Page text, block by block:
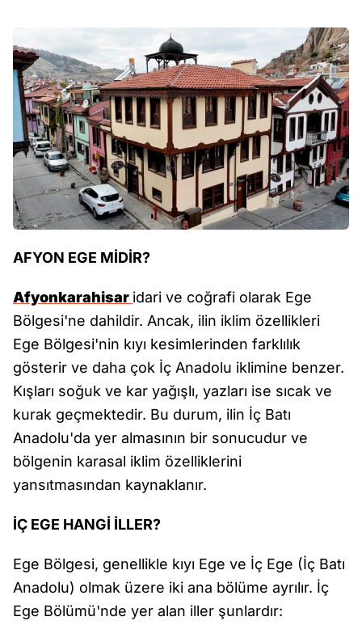
AFYON EGE MİDİR?
Afyonkarahisar idari ve coğrafi olarak Ege
Bölgesi'ne dahildir. Ancak, ilin iklim özellikleri
Ege Bölgesi'nin kıyı kesimlerinden farklılık
gösterir ve daha çok İç Anadolu iklimine benzer.
Kışları soğuk ve kar yağışlı, yazları ise sıcak ve
kurak geçmektedir. Bu durum, ilin İç Batı
Anadolu'da yer almasının bir sonucudur ve
bölgenin karasal iklim özelliklerini
yansıtmasından kaynaklanır.
İÇ EGE HANGİ İLLER?
Ege Bölgesi, genellikle kıyı Ege ve İç Ege (İç Batı
Anadolu) olmak üzere iki ana bölüme ayrılır. İç
Ege Bölümü'nde yer alan iller şunlardır: